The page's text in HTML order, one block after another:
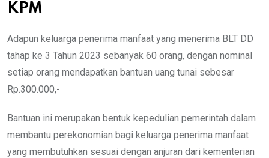
KPM
Adapun keluarga penerima manfaat yang menerima BLT DD
tahap ke 3 Tahun 2023 sebanyak 60 orang, dengan nominal
setiap orang mendapatkan bantuan uang tunai sebesar
Rp.300.000,-
Bantuan ini merupakan bentuk kepedulian pemerintah dalam
membantu perekonomian bagi keluarga penerima manfaat
yang membutuhkan sesuai dengan anjuran dari kementerian